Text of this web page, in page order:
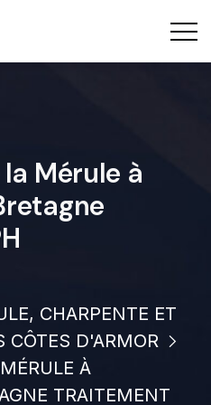
Mérule à
CHARPENTE ET
CÔTES D'ARMOR
À
TRAITEMENT